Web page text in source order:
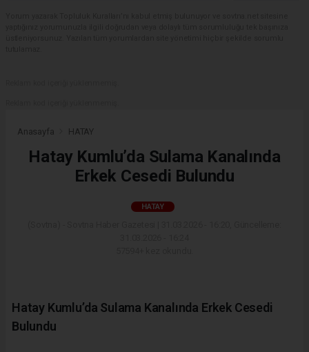
Anasayfa HATAY
Hatay Kumlu’da Sulama Kanalında
Erkek Cesedi Bulundu
HATAY
Hatay Kumlu’da Sulama Kanalında Erkek Cesedi
Bulundu